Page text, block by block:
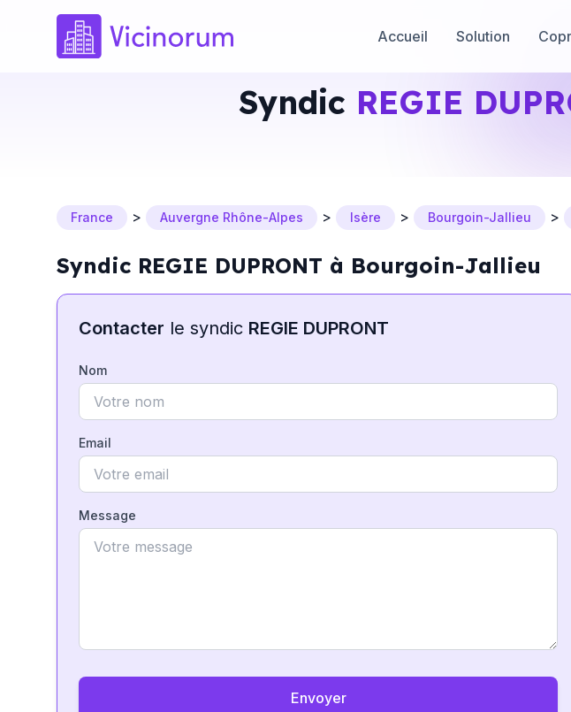
Accueil Solution
Syndic REGIE
France > Auvergne Rhône-Alpes > Isère > Bourgoin-Jallieu >
Syndic REGIE DUPRONT à Bourgoin-Jallieu
Contacter le syndic REGIE DUPRONT
Nom
Email
Message
Envoyer